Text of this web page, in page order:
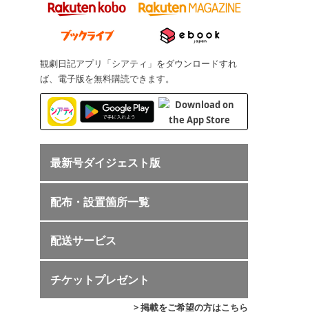
観劇日記アプリ「シアティ」をダウンロードすれ
ば、電子版を無料購読できます。
最新号ダイジェスト版
配布・設置箇所一覧
配送サービス
チケットプレゼント
> 掲載をご希望の方はこちら